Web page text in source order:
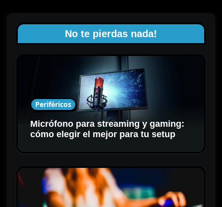
No te pierdas nada!
Periféricos
Micrófono para streaming y gaming:
cómo elegir el mejor para tu setup